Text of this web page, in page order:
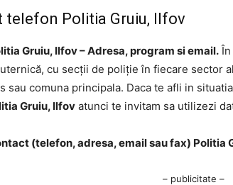
telefon Politia Gruiu, Ilfov
Gruiu, Ilfov – Adresa, program si email.
cu secții de poliție în fiecare sector
sau comuna principala. Daca te afli in
Gruiu, Ilfov atunci te invitam sa utilizezi
(telefon, adresa, email sau fax) Politia
– publicitate –